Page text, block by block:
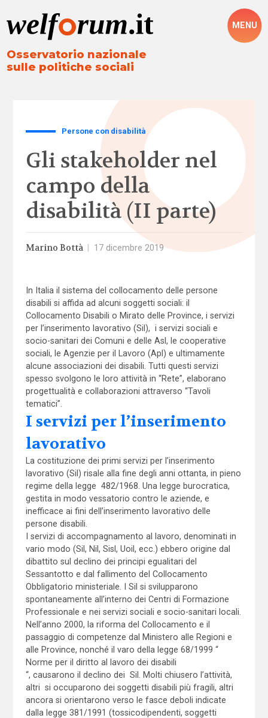
Osservatorio nazionale
sulle politiche sociali
MENU
Persone con disabilità
Gli stakeholder nel
campo della
disabilità (II parte)
Marino Bottà 17 dicembre 2019
In Italia il sistema del collocamento delle persone
disabili si affida ad alcuni soggetti sociali: il
Collocamento Disabili o Mirato delle Province, i servizi
per l’inserimento lavorativo (Sil), i servizi sociali e
socio-sanitari dei Comuni e delle Asl, le cooperative
sociali, le Agenzie per il Lavoro (Apl) e ultimamente
alcune associazioni dei disabili. Tutti questi servizi
spesso svolgono le loro attività in “Rete”, elaborano
progettualità e collaborazioni attraverso “Tavoli
tematici”.
I servizi per l’inserimento
lavorativo
La costituzione dei primi servizi per l’inserimento
lavorativo (Sil) risale alla fine degli anni ottanta, in pieno
regime della legge 482/1968. Una legge burocratica,
gestita in modo vessatorio contro le aziende, e
inefficace ai fini dell’inserimento lavorativo delle
persone disabili.
I servizi di accompagnamento al lavoro, denominati in
vario modo (Sil, Nil, Sisl, Uoil, ecc.) ebbero origine dal
dibattito sul declino dei principi egualitari del
Sessantotto e dal fallimento del Collocamento
Obbligatorio ministeriale. I Sil si svilupparono
spontaneamente all’interno dei Centri di Formazione
Professionale e nei servizi sociali e socio-sanitari locali.
Nell’anno 2000, la riforma del Collocamento e il
passaggio di competenze dal Ministero alle Regioni e
alle Province, nonché il varo della legge 68/1999 “
Norme per il diritto al lavoro dei disabili
“, causarono il declino dei Sil. Molti chiusero l’attività,
altri si occuparono dei soggetti disabili più fragili, altri
ancora si orientarono verso le fasce deboli indicate
dalla legge 381/1991 (tossicodipendenti, soggetti